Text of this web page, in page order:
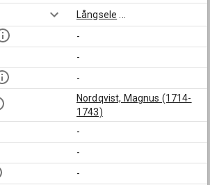
Långsele
-
-
-
Nordqvist, Magnus (1714-
1743)
-
-
-